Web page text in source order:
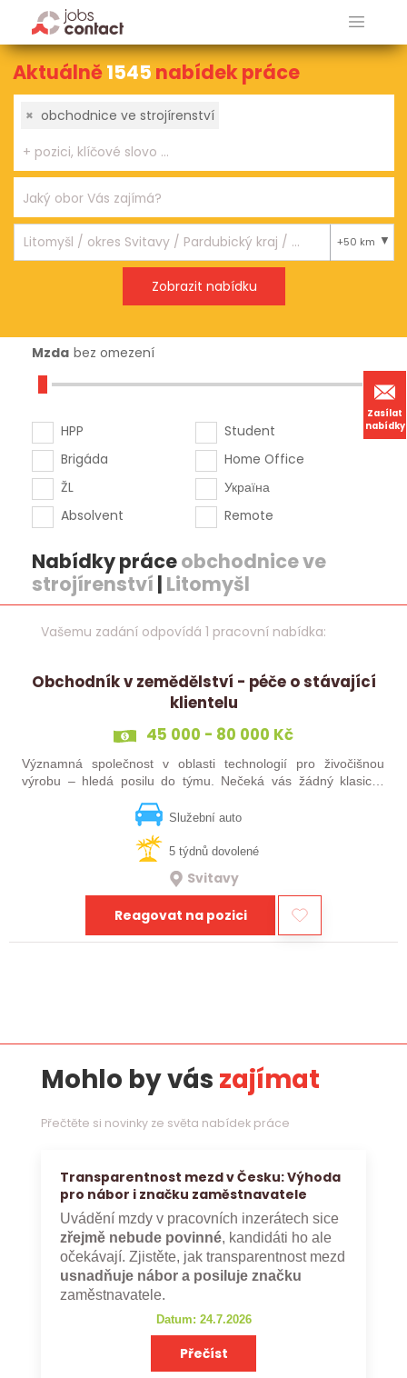
Zasílat
nabídky
Aktuálně1545 nabídek práce
× obchodnice ve strojírenství
+50 km
Mzda bez omezení
HPP
Brigáda
ŽL
Absolvent
Student
Home Office
Україна
Remote
Nabídky práceobchodnice ve
strojírenství | Litomyšl
Vašemu zadání odpovídá 1 pracovní nabídka:
Obchodník v zemědělství - péče o stávající
klientelu
45 000 - 80 000 Kč
Významná společnost v oblasti technologií pro živočišnou
výrobu – hledá posilu do týmu. Nečeká vás žádný klasický
Služební auto
5 týdnů dovolené
Svitavy
Reagovat na pozici
Mohlo by vás zajímat
Přečtěte si novinky ze světa nabídek práce
Transparentnost mezd v Česku: Výhoda
pro nábor i značku zaměstnavatele
Uvádění mzdy v pracovních inzerátech sice
zřejmě nebude povinné, kandidáti ho ale
očekávají. Zjistěte, jak transparentnost mezd
usnadňuje nábor a posiluje značku
zaměstnavatele.
Datum: 24.7.2026
Přečíst